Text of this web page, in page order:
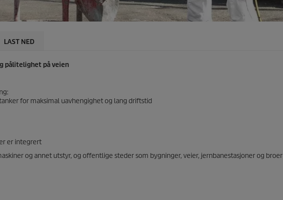
LAST NED
pålitelighet på veien
for maksimal uavhengighet og lang driftstid
er integrert
og annet utstyr, og offentlige steder som bygninger, veier, jernbanestasjoner og broer